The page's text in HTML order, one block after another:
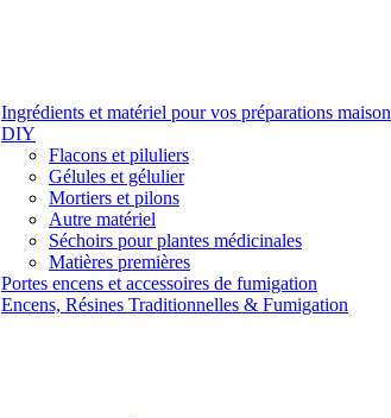
Ingrédients et matériel pour vos préparations maison
DIY
Flacons et piluliers
Gélules et gélulier
Mortiers et pilons
Autre matériel
Séchoirs pour plantes médicinales
Matières premières
Portes encens et accessoires de fumigation
Encens, Résines Traditionnelles & Fumigation